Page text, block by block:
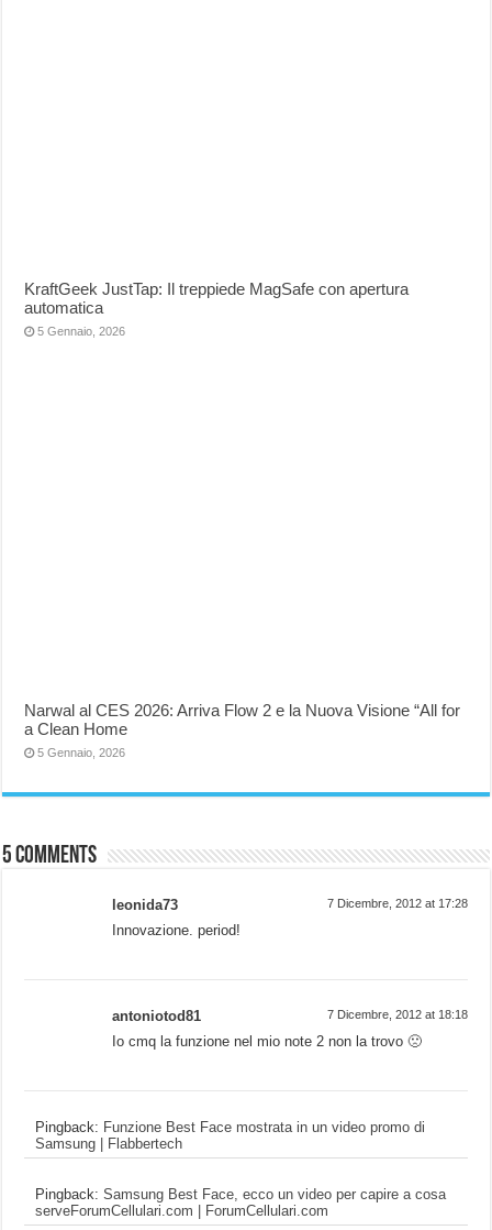
KraftGeek JustTap: Il treppiede MagSafe con apertura
automatica
5 Gennaio, 2026
Narwal al CES 2026: Arriva Flow 2 e la Nuova Visione “All for
a Clean Home
5 Gennaio, 2026
5 comments
leonida73 7 Dicembre, 2012 at 17:28
Innovazione. period!
antoniotod81 7 Dicembre, 2012 at 18:18
Io cmq la funzione nel mio note 2 non la trovo 🙁
Pingback: Funzione Best Face mostrata in un video promo di
Samsung | Flabbertech
Pingback:Samsung Best Face, ecco un video per capire a cosa
serveForumCellulari.com | ForumCellulari.com